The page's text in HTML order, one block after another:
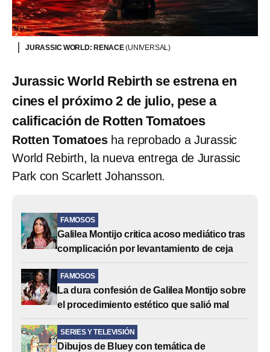
JURASSIC WORLD: RENACE(UNIVERSAL)
Jurassic World Rebirth se estrena en
cines el próximo 2 de julio, pese a
calificación de Rotten Tomatoes
Rotten Tomatoesha reprobado a Jurassic
World Rebirth, la nueva entrega de Jurassic
Park con Scarlett Johansson.
FAMOSOS
Galilea Montijo critica acoso mediático tras
complicación por levantamiento de ceja
FAMOSOS
La dura confesión de Galilea Montijo sobre
el procedimiento estético que salió mal
SERIES Y TELEVISIÓN
Dibujos de Bluey con temática de